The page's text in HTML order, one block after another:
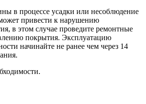
в процессе усадки или несоблюдение
привести к нарушению
в этом случае проведите ремонтные
покрытия. Эксплуатацию
начинайте не ранее чем через 14